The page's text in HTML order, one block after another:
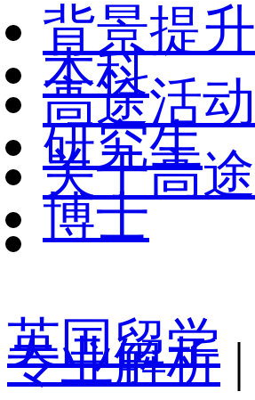
本科
研究生
博士
英国留学
背景提升
高途活动
关于高途
专业解析 |